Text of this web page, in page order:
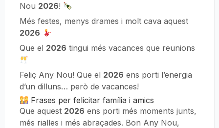
Nou 2026!
Més festes, menys drames i molt cava aquest
2026
Que el 2026 tingui més vacances que reunions
Feliç Any Nou! Que el 2026 ens porti l’energia
d’un dilluns… però de vacances!
Frases per felicitar família i amics
Que aquest 2026 ens porti més moments junts,
més rialles i més abraçades. Bon Any Nou,